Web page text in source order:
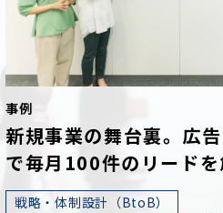
事例
新規事業の舞台裏。広
で毎月100件のリード
に“デザインの力”を届け
戦略・体制設計（BtoB）